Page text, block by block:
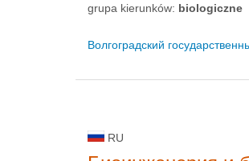
grupa kierunków: biologiczne
Волгоградский
RU